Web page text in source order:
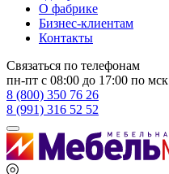
О фабрике
Бизнес-клиентам
Контакты
Связаться по телефонам
пн-пт с 08:00 до 17:00 по мск
8 (800) 350 76 26
8 (991) 316 52 52